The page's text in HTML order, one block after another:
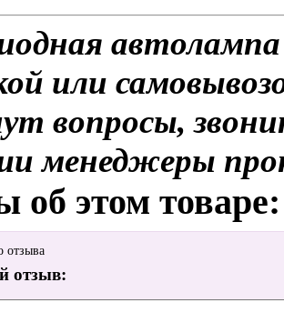
или
вопросы,
менеджеры
об этом товаре:
отзыва
отзыв: